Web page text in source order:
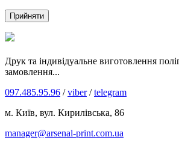
Прийняти
Друк та індивідуальне виготовлення
замовлення...
097.485.95.96 /viber/telegram
м. Київ, вул. Кирилівська, 86
manager@arsenal-print.com.ua